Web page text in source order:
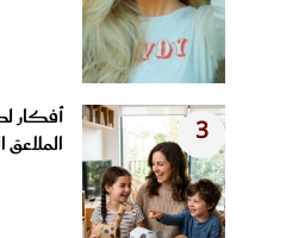
3
أفكار